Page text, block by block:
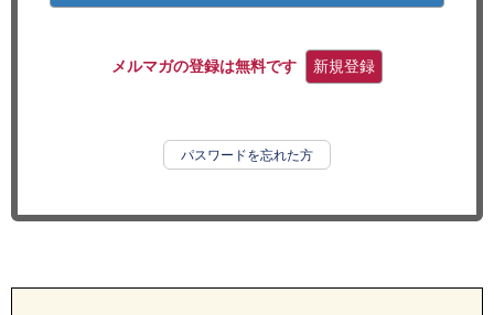
メルマガの登録は無料です 新規登録
パスワードを忘れた方